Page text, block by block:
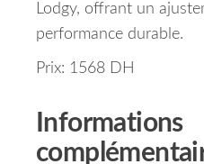
Lodgy, offrant un
performance durable.
Prix: 1568 DH
Informations